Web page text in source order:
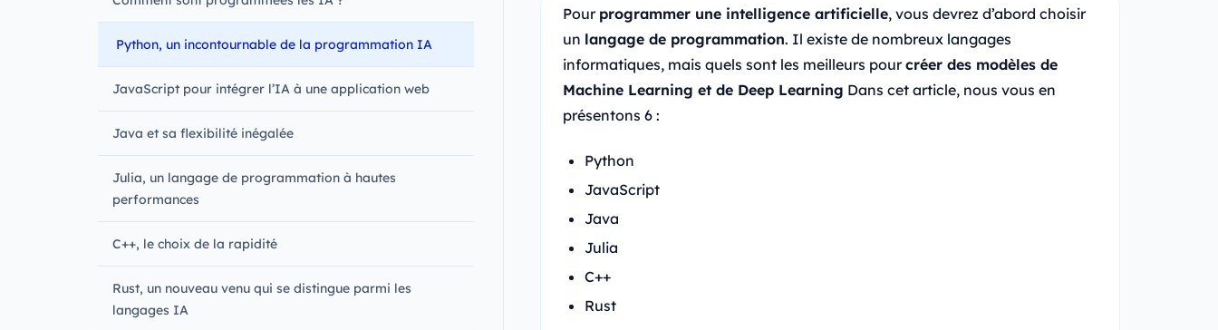
Python, un incontournable de la programmation IA
JavaScript pour intégrer l’IA à une application web
Java et sa flexibilité inégalée
Julia, un langage de programmation à hautes
performances
C++, le choix de la rapidité
Rust, un nouveau venu qui se distingue parmi les
langages IA
Pour programmer une intelligence artificielle, vous devrez d’abord choisir
un langage de programmation. Il existe de nombreux langages
informatiques, mais quels sont les meilleurs pourcréer des modèles de
Machine Learning et de Deep Learning Dans cet article, nous vous en
présentons 6 :
Python
JavaScript
Java
Julia
C++
Rust